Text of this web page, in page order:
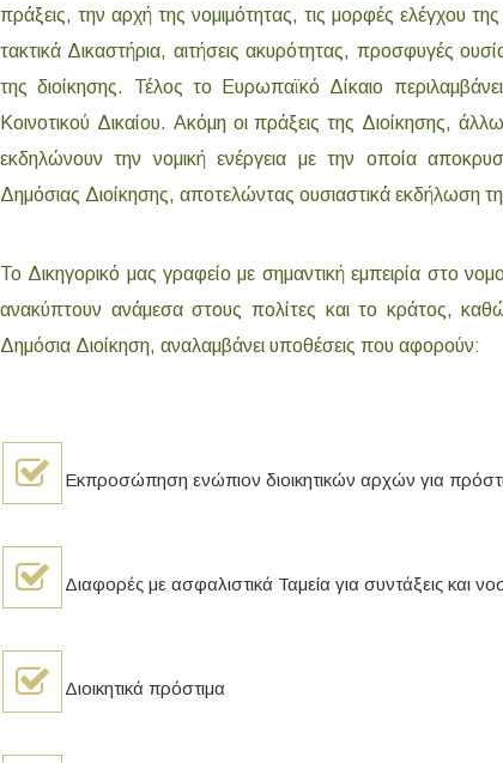
πράξεις, την αρχή της νομιμότητας, τις μορφές ελέγχου
τακτικά Δικαστήρια, αιτήσεις ακυρότητας, προσφυγές
της διοίκησης. Τέλος το Ευρωπαϊκό Δίκαιο
Κοινοτικού Δικαίου. Ακόμη οι πράξεις της Διοίκησης,
εκδηλώνουν την νομική ενέργεια με την οποία
Δημόσιας Διοίκησης, αποτελώντας ουσιαστικά εκδήλωση
Το Δικηγορικό μας γραφείο με σημαντική εμπειρία στο
ανακύπτουν ανάμεσα στους πολίτες και το κράτος,
Δημόσια Διοίκηση, αναλαμβάνει υποθέσεις που αφορούν:
Εκπροσώπηση ενώπιον διοικητικών αρχών για
Διαφορές με ασφαλιστικά Ταμεία για συντάξεις και
Διοικητικά πρόστιμα